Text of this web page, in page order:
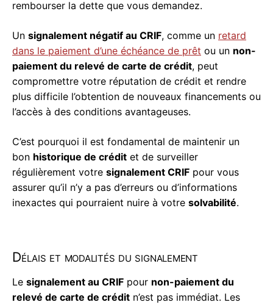
rembourser la dette que vous demandez.
Un signalement négatif au CRIF, comme un retard
dans le paiement d’une échéance de prêt ou un non-
paiement du relevé de carte de crédit, peut
compromettre votre réputation de crédit et rendre
plus difficile l’obtention de nouveaux financements ou
l’accès à des conditions avantageuses.
C’est pourquoi il est fondamental de maintenir un
bon historique de crédit et de surveiller
régulièrement votre signalement CRIF pour vous
assurer qu’il n’y a pas d’erreurs ou d’informations
inexactes qui pourraient nuire à votre solvabilité.
Délais et modalités du signalement
Le signalement au CRIF pour non-paiement du
relevé de carte de crédit n’est pas immédiat. Les